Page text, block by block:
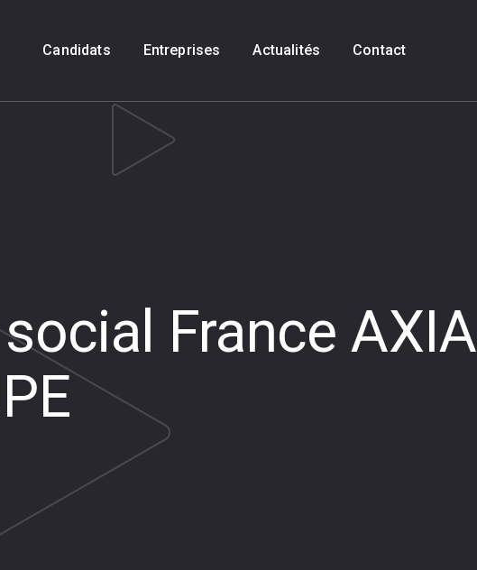
Candidats Entreprises Actualités Contact
France AXIA